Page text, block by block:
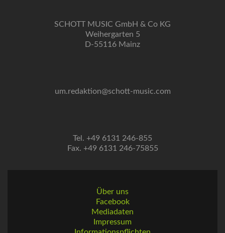
SCHOTT MUSIC GmbH & Co KG
Weihergarten 5
D-55116 Mainz
um.redaktion@schott-music.com
Tel. +49 6131 246-855
Fax. +49 6131 246-75855
Über uns
Facebook
Mediadaten
Impressum